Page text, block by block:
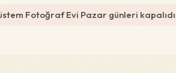
Fotoğraf Evi Pazar günleri